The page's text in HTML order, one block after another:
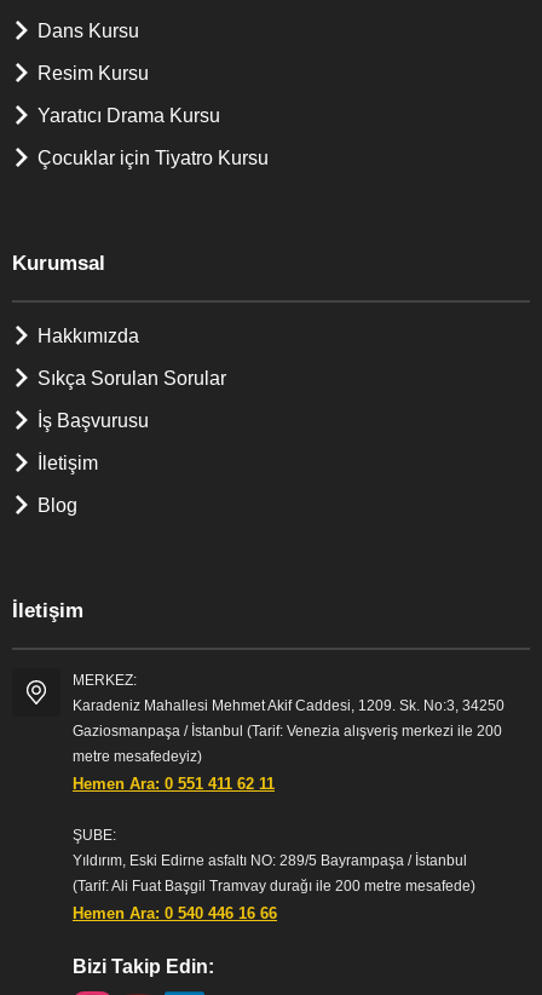
Dans Kursu
Resim Kursu
Yaratıcı Drama Kursu
Çocuklar için Tiyatro Kursu
Kurumsal
Hakkımızda
Sıkça Sorulan Sorular
İş Başvurusu
İletişim
Blog
İletişim
MERKEZ:
Karadeniz Mahallesi Mehmet Akif Caddesi, 1209. Sk. No:3, 34250
Gaziosmanpaşa / İstanbul (Tarif: Venezia alışveriş merkezi ile 200
metre mesafedeyiz)
Hemen Ara: 0 551 411 62 11
ŞUBE:
Yıldırım, Eski Edirne asfaltı NO: 289/5 Bayrampaşa / İstanbul
(Tarif: Ali Fuat Başgil Tramvay durağı ile 200 metre mesafede)
Hemen Ara: 0 540 446 16 66
Bizi Takip Edin: